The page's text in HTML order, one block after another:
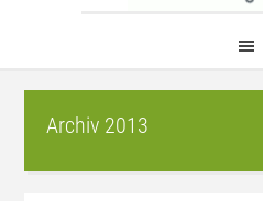
Archiv 2013